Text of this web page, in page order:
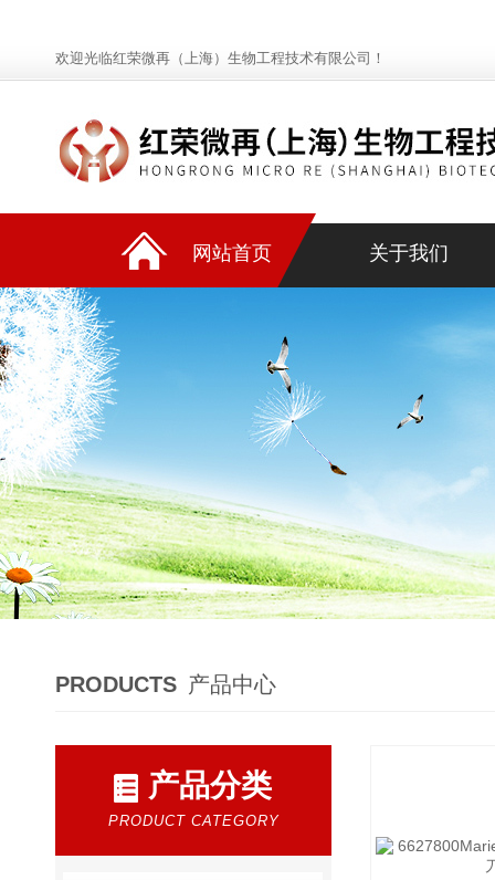
欢迎光临红荣微再（上海）生物工程技术有限公司！
网站首页 关于我们
PRODUCTS 产品中心
产品分类
PRODUCT CATEGORY